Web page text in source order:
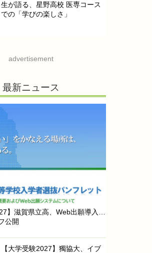
生が語る、星野高校 医専コース
での「学びの楽しさ」
advertisement
最新ニュース
】滋賀県立高、Web出願導入…
公開
【大学受験2027】獨協大、イブ